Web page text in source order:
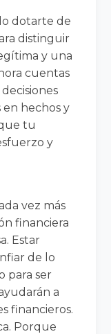
dotarte de
distinguir
y una
cuentas
en hechos y
tu
y
vez más
financiera
Estar
de lo
para ser
a
financieros.
Porque